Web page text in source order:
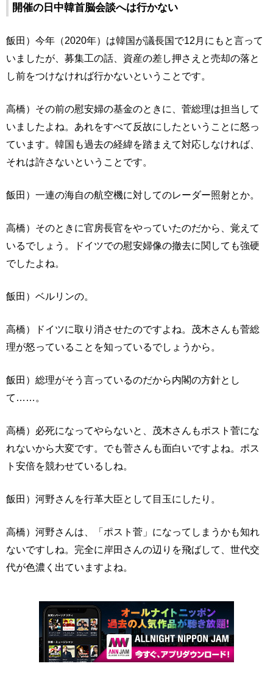
開催の日中韓首脳会談へは行かない
飯田）今年（2020年）は韓国が議長国で12月にもと言って
いましたが、募集工の話、資産の差し押さえと売却の落と
し前をつけなければ行かないということです。
高橋）その前の慰安婦の基金のときに、菅総理は担当して
いましたよね。あれをすべて反故にしたということに怒っ
ています。韓国も過去の経緯を踏まえて対応しなければ、
それは許さないということです。
飯田）一連の海自の航空機に対してのレーダー照射とか。
高橋）そのときに官房長官をやっていたのだから、覚えて
いるでしょう。ドイツでの慰安婦像の撤去に関しても強硬
でしたよね。
飯田）ベルリンの。
高橋）ドイツに取り消させたのですよね。茂木さんも菅総
理が怒っていることを知っているでしょうから。
飯田）総理がそう言っているのだから内閣の方針とし
て……。
高橋）必死になってやらないと、茂木さんもポスト菅にな
れないから大変です。でも菅さんも面白いですよね。ポス
ト安倍を競わせているしね。
飯田）河野さんを行革大臣として目玉にしたり。
高橋）河野さんは、「ポスト菅」になってしまうかも知れ
ないですしね。完全に岸田さんの辺りを飛ばして、世代交
代が色濃く出ていますよね。